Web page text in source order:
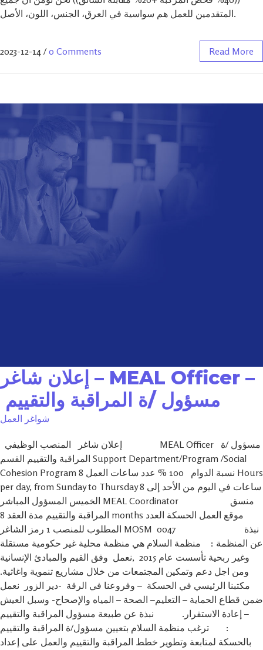
المتقدمين للعمل هم سواسية في العرق، الجنس، اللون، الأصل.
2023-12-14 / 0 Comments Read More
إعلان شاغر – MEAL Officer –
مسؤول /ة المراقبة والتقييم
شواغر العمل
المراقبة والتقييم القسم Support Department/Program /Social
Cohesion Program نسبة الدوام 100 % عدد ساعات العمل 8 Hours
per day, from Sunday to Thursday 8 ساعات في اليوم من الأحد إلى
الخميس المسؤول المباشر MEAL Coordinator منسق
المراقبة والتقييم مدة العقد 8 months موقع العمل الحسكة العدد
المطلوب للمنصب 1 رمز الشاغر MOSM 0047 نبذة
عن المنظمة : منظمة السلام هي منظمة محلية غير حكومية مستقلة
وغير ربحية تأسست عام 2015 ,نعمل وفق القيم والمبادئ الإنسانية
ومن اجل دعم وتمكين المجتمعات من خلال مشاريع تنموية واغاثية.
مكتبنا الرئيسي في الحسكة – وفروعنا في الرقة -دير الزور نعمل
ضمن قطاع الحماية – التعليم– الصحة – المياه والإصحاح- وسبل العيش
– إعادة الاستقرار. نبذة عن طبيعة مسؤول المراقبة والتقييم
: ترغب منظمة السلام بتعيين مسؤول/ة المراقبة والتقييم
بالحسكة لمتابعة وتطوير خطط المراقبة والتقييم والعمل على إعداد